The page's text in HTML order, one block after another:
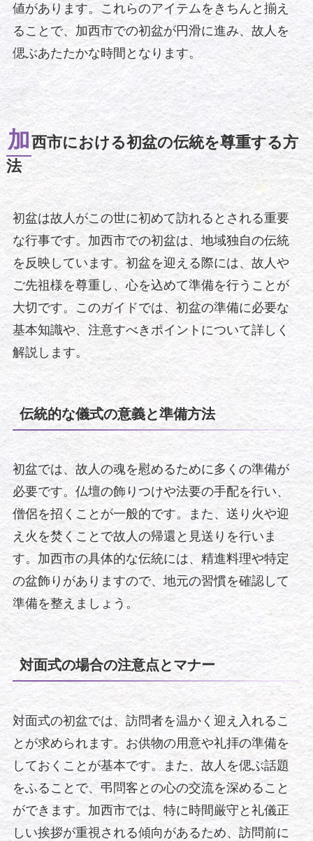
値があります。これらのアイテムをきちんと揃え
ることで、加西市での初盆が円滑に進み、故人を
偲ぶあたたかな時間となります。
加西市における初盆の伝統を尊重する方
法
初盆は故人がこの世に初めて訪れるとされる重要
な行事です。加西市での初盆は、地域独自の伝統
を反映しています。初盆を迎える際には、故人や
ご先祖様を尊重し、心を込めて準備を行うことが
大切です。このガイドでは、初盆の準備に必要な
基本知識や、注意すべきポイントについて詳しく
解説します。
伝統的な儀式の意義と準備方法
初盆では、故人の魂を慰めるために多くの準備が
必要です。仏壇の飾りつけや法要の手配を行い、
僧侶を招くことが一般的です。また、送り火や迎
え火を焚くことで故人の帰還と見送りを行いま
す。加西市の具体的な伝統には、精進料理や特定
の盆飾りがありますので、地元の習慣を確認して
準備を整えましょう。
対面式の場合の注意点とマナー
対面式の初盆では、訪問者を温かく迎え入れるこ
とが求められます。お供物の用意や礼拝の準備を
しておくことが基本です。また、故人を偲ぶ話題
をふることで、弔問客との心の交流を深めること
ができます。加西市では、特に時間厳守と礼儀正
しい挨拶が重視される傾向があるため、訪問前に